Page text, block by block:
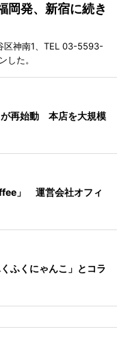
発、新宿に続き
区神南1、TEL 03-5593-
した。
が再始動 本店を大規模
」 運営会社オフィ
ふくにゃんこ」とコラ